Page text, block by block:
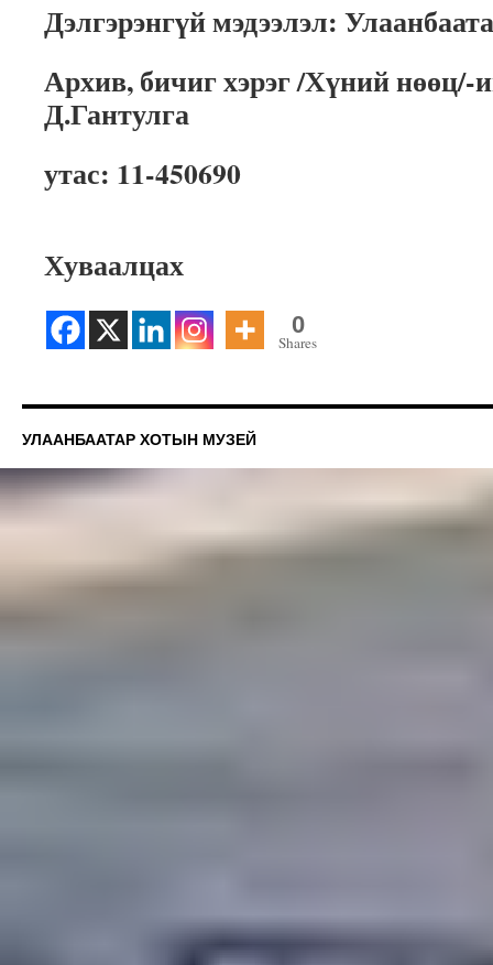
Дэлгэрэнгүй мэдээлэл:
Архив, бичиг хэрэг /Хүний нөөц/-
Д.Гантулга
утас: 11-450690
Хуваалцах
0
Shares
УЛААНБААТАР ХОТЫН МУЗЕЙ